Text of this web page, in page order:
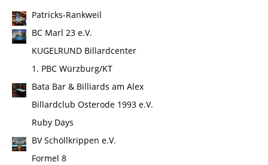
Patricks-Rankweil
BC Marl 23 e.V.
KUGELRUND Billardcenter
1. PBC Würzburg/KT
Bata Bar & Billiards am Alex
Billardclub Osterode 1993 e.V.
Ruby Days
BV Schöllkrippen e.V.
Formel 8